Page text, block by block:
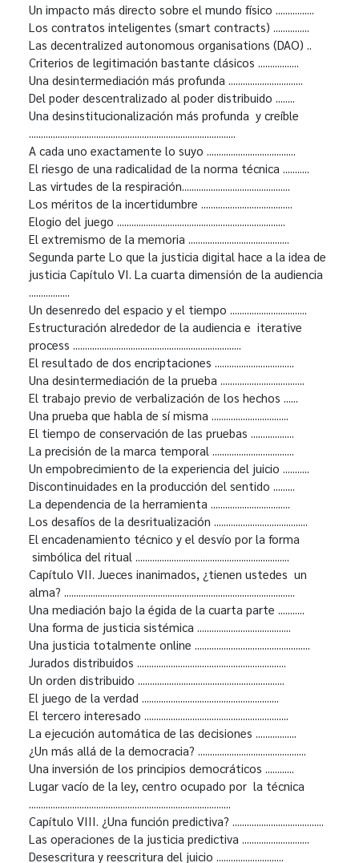
Un impacto más directo sobre el mundo físico ................
Los contratos inteligentes (smart contracts) ...............
Las decentralized autonomous organisations (DAO) ..
Criterios de legitimación bastante clásicos .................
Una desintermediación más profunda ...............................
Del poder descentralizado al poder distribuido ........
Una desinstitucionalización más profunda y creíble
A cada uno exactamente lo suyo .....................................
El riesgo de una radicalidad de la norma técnica ...........
Las virtudes de la respiración.............................................
Los méritos de la incertidumbre ......................................
Elogio del juego ......................................................................
El extremismo de la memoria ..........................................
Segunda parte Lo que la justicia digital hace a la idea de
justicia Capítulo VI. La cuarta dimensión de la audiencia
Un desenredo del espacio y el tiempo ................................
Estructuración alrededor de la audiencia e iterative
process ......................................................................
El resultado de dos encriptaciones .................................
Una desintermediación de la prueba ...................................
El trabajo previo de verbalización de los hechos ......
Una prueba que habla de sí misma ................................
El tiempo de conservación de las pruebas ..................
La precisión de la marca temporal ..................................
Un empobrecimiento de la experiencia del juicio ...........
Discontinuidades en la producción del sentido .........
La dependencia de la herramienta .................................
Los desafíos de la desritualización .......................................
El encadenamiento técnico y el desvío por la forma
simbólica del ritual ................................................................
Capítulo VII. Jueces inanimados, ¿tienen ustedes un
alma? ................................................................................................
Una mediación bajo la égida de la cuarta parte ...........
Una forma de justicia sistémica .......................................
Una justicia totalmente online ................................................
Jurados distribuidos ..............................................................
Un orden distribuido .............................................................
El juego de la verdad .........................................................
El tercero interesado ............................................................
La ejecución automática de las decisiones .................
¿Un más allá de la democracia? .............................................
Una inversión de los principios democráticos ............
Lugar vacío de la ley, centro ocupado por la técnica
Capítulo VIII. ¿Una función predictiva? ......................................
Las operaciones de la justicia predictiva ............................
Desescritura y reescritura del juicio ............................